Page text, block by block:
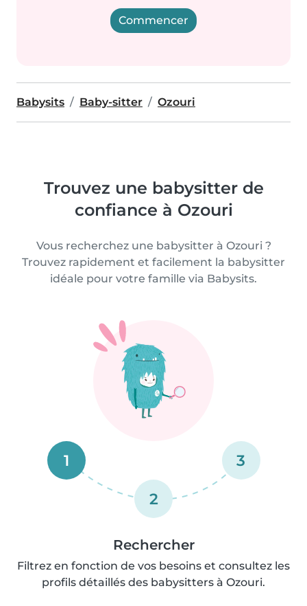
Commencer
Babysits Baby-sitter Ozouri
Trouvez une babysitter de
confiance à Ozouri
Vous recherchez une babysitter à Ozouri ?
Trouvez rapidement et facilement la babysitter
idéale pour votre famille via Babysits.
1
2
3
Rechercher
Filtrez en fonction de vos besoins et consultez les
profils détaillés des babysitters à Ozouri.